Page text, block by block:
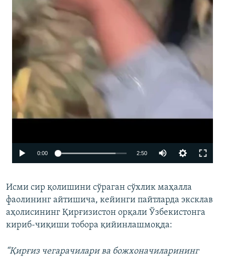
0:00 2:50
360p
480p
Исми сир қолишини сўраган сўхлик маҳалла
фаолининг айтишича, кейинги пайтларда эксклав
аҳолисининг Қирғизистон орқали Ўзбекистонга
кириб-чиқиши тобора қийинлашмоқда:
“Қирғиз чегарачилари ва божхоначиларининг